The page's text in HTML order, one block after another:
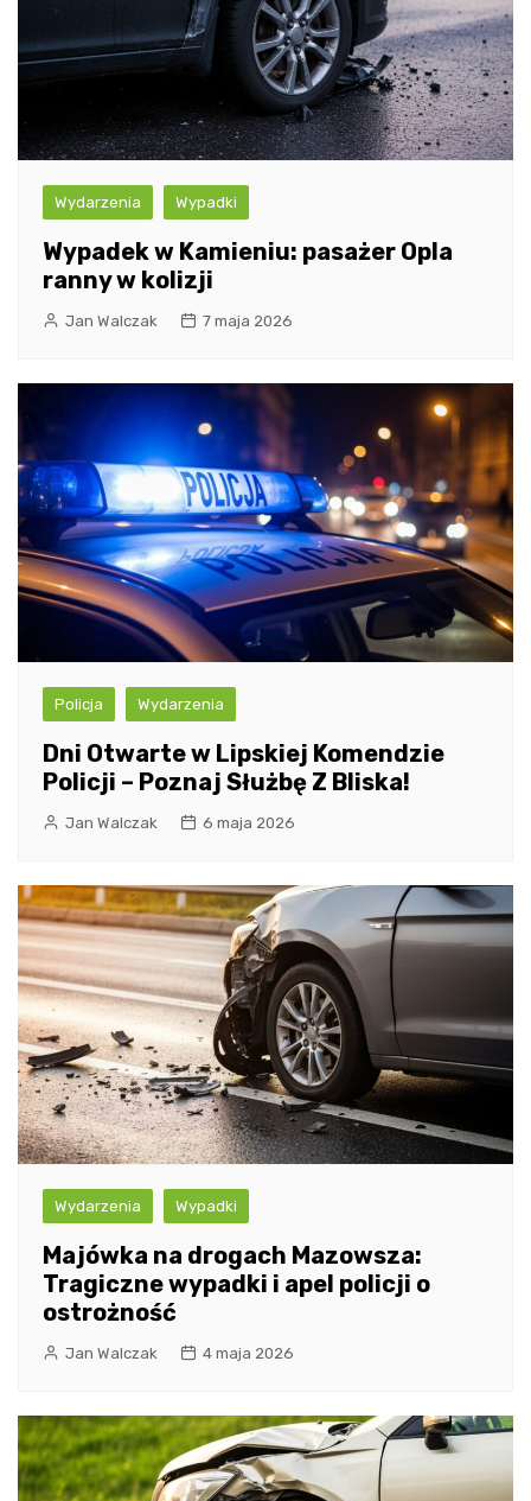
Wydarzenia Wypadki
Wypadek w Kamieniu: pasażer Opla
ranny w kolizji
Jan Walczak 7 maja 2026
Policja Wydarzenia
Dni Otwarte w Lipskiej Komendzie
Policji – Poznaj Służbę Z Bliska!
Jan Walczak 6 maja 2026
Wydarzenia Wypadki
Majówka na drogach Mazowsza:
Tragiczne wypadki i apel policji o
ostrożność
Jan Walczak 4 maja 2026